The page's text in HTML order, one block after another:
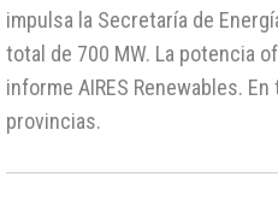
impulsa la Secretaría de
total de 700 MW. La potencia
informe AIRES Renewables.
provincias.